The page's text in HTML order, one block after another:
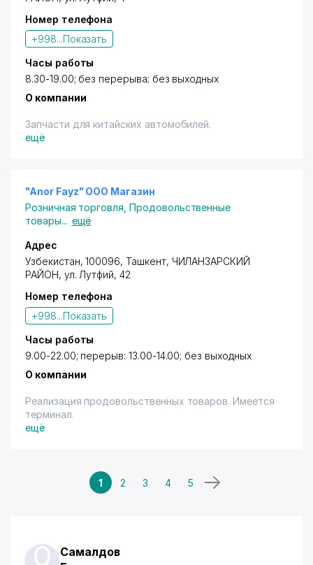
Номер телефона
+998...Показать
Часы работы
8.30-19.00; без перерыва; без выходных
О компании
Запчасти для китайских автомобилей.
ещё
"Anor Fayz" ООО Магазин
Розничная торговля ,Продовольственные
товары... ещё
Адрес
Узбекистан, 100096, Ташкент, ЧИЛАНЗАРСКИЙ
РАЙОН, ул. Лутфий, 42
Номер телефона
+998...Показать
Часы работы
9.00-22.00; перерыв: 13.00-14.00; без выходных
О компании
Реализация продовольственных товаров. Имеется
терминал.
ещё
1 2 3 4 5
Самалдов